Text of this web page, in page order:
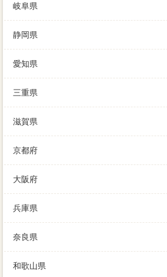
岐阜県
静岡県
愛知県
三重県
滋賀県
京都府
大阪府
兵庫県
奈良県
和歌山県